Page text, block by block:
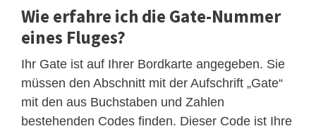
Wie erfahre ich die Gate-Nummer
eines Fluges?
Ihr Gate ist auf Ihrer Bordkarte angegeben. Sie
müssen den Abschnitt mit der Aufschrift „Gate“
mit den aus Buchstaben und Zahlen
bestehenden Codes finden. Dieser Code ist Ihre